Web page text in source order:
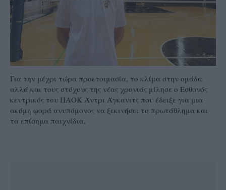
Για την μέχρι τώρα προετοιμασία, το κλίμα στην ομάδα
αλλά και τους στόχους της νέας χρονιάς μίλησε ο Εσθονός
κεντρικός του ΠΑΟΚ Άντρι Άγκανιτς που έδειξε για μια
ακόμη φορά ανυπόμονος να ξεκινήσει το πρωτάθλημα και
τα επίσημα παιχνίδια.